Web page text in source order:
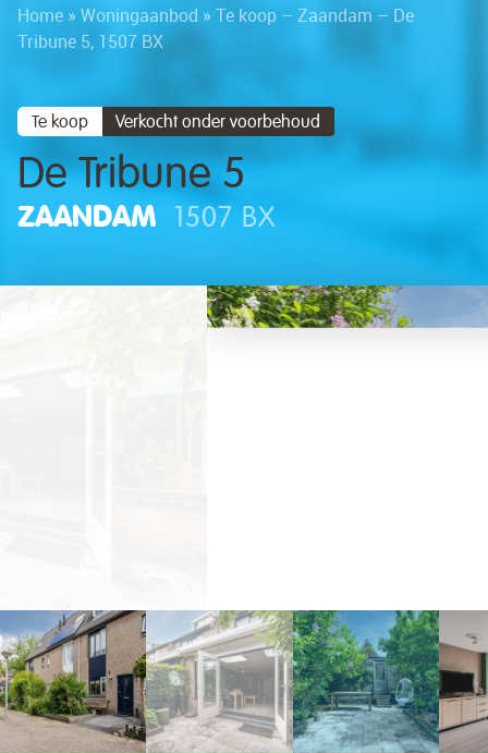
Home » Woningaanbod » Te koop – Zaandam – De
Tribune 5, 1507 BX
Te koop Verkocht onder voorbehoud
De Tribune 5
ZAANDAM 1507 BX
– De Tribune 5, 1507 BX –